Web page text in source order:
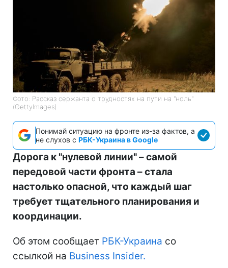
Фото: Рассказ сержанта о трудностях на пути на "ноль"
(GettyImages)
Понимай ситуацию на фронте из-за фактов, а
не слухов с РБК-Украина в Google
Дорога к "нулевой линии" – самой
передовой части фронта – стала
настолько опасной, что каждый шаг
требует тщательного планирования и
координации.
Об этом сообщает РБК-Украина со
ссылкой на Business Insider.